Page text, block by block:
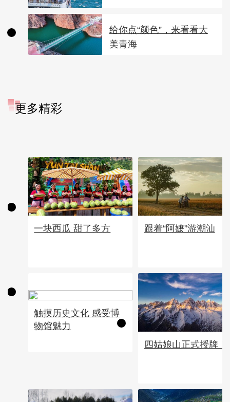
给你点“颜色”，来看看大
美青海
更多精彩
一块西瓜 甜了多方 跟着“阿嬷”游潮汕
触摸历史文化 感受博
物馆魅力
四姑娘山正式授牌！